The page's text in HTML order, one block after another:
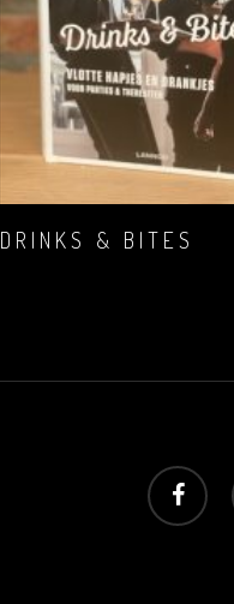
READ MORE
DRINKS & BITES
facebook